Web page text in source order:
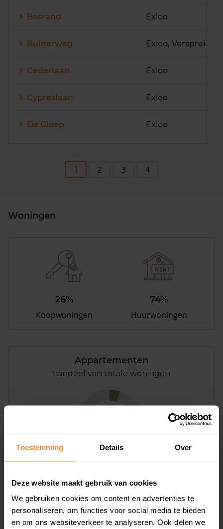
Toestemming Details Over
Deze website maakt gebruik van cookies
We gebruiken cookies om content en advertenties te
personaliseren, om functies voor social media te bieden
en om ons websiteverkeer te analyseren. Ook delen we
Bosrand Exloo
Buinerweg Exloo, Verspreide
Cederlaan Exloo
Cypreslaan Exloo
De Gloep Exloo
1 2 3 4
Woningen
26%
Koopwoningen
74%
Huurwoningen
Appartementen
aandeel van totale woningen
Bouwjaar